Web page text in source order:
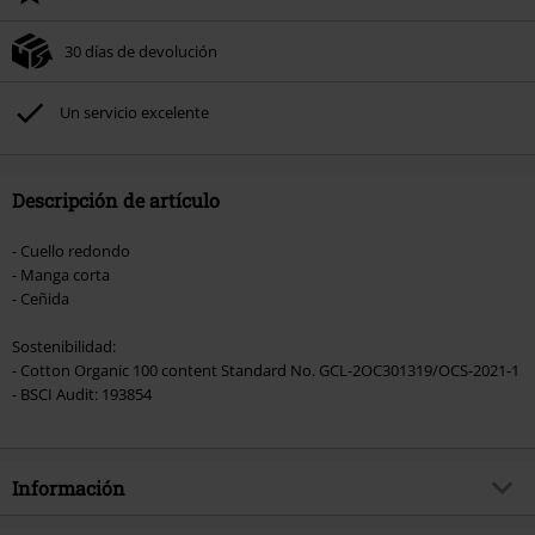
No acumulable con otras promociones Códigos promocionales.. Quedan
Rammstein, (Till) Lindemann, Böhse Onkelz, Broilers, Die Ärzte, Die Toten
Hosen, Metality, Funko Pop!, vales regalo y artículos que incluyan una
30 días de devolución
Un servicio excelente
Descripción de artículo
- Cuello redondo
- Manga corta
- Ceñida
Sostenibilidad:
- Cotton Organic 100 content Standard No. GCL-2OC301319/OCS-2021-1
- BSCI Audit: 193854
Información